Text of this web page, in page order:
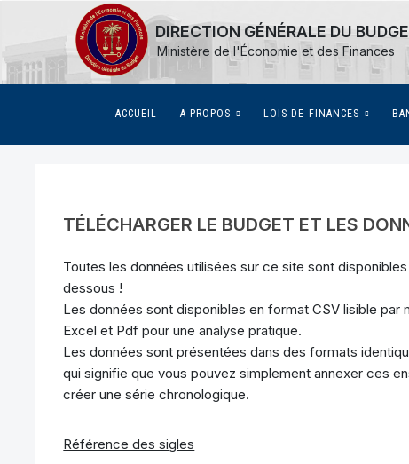
DIRECTION GÉNÉRALE DU
Ministère de l'Économie et des Finances
ACCUEIL A PROPOS (CURRENT)LOIS DE FINANCES
TÉLÉCHARGER LE BUDGET ET LES
Toutes les données utilisées sur ce site sont
dessous !
Les données sont disponibles en format CSV lisible par
Excel et Pdf pour une analyse pratique.
Les données sont présentées dans des formats
qui signifie que vous pouvez simplement annexer ces
créer une série chronologique.
Référence des sigles